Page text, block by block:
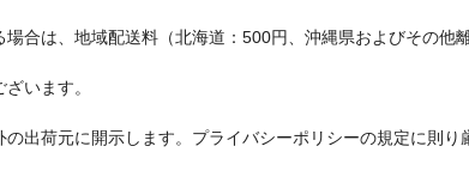
合は、地域配送料（北海道：500円、沖縄県およびその
います。
出荷元に開示します。プライバシーポリシーの規定に則り